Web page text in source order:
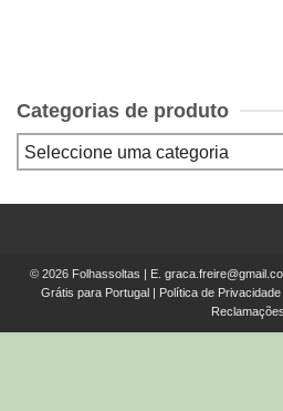
Categorias de produto
© 2026 Folhassoltas | E.
Grátis para Portugal | Política de Privacidade
Reclamações